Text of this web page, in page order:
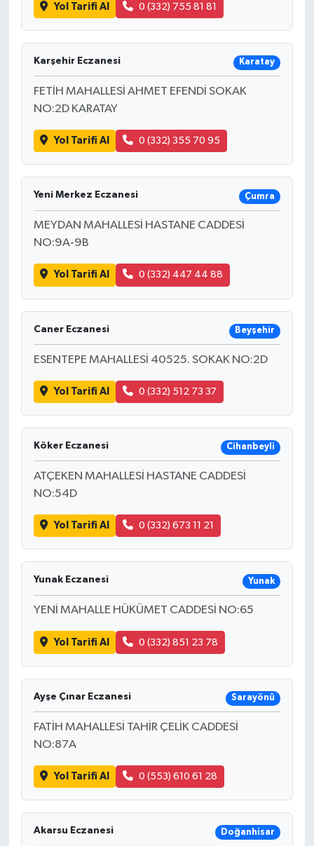
Yol Tarifi Al 0 (332) 755 81 81
Karşehir Eczanesi Karatay
FETİH MAHALLESİ AHMET EFENDİ SOKAK
NO:2D KARATAY
Yol Tarifi Al 0 (332) 355 70 95
Yeni Merkez Eczanesi Çumra
MEYDAN MAHALLESİ HASTANE CADDESİ
NO:9A-9B
Yol Tarifi Al 0 (332) 447 44 88
Caner Eczanesi Beyşehir
ESENTEPE MAHALLESİ 40525. SOKAK NO:2D
Yol Tarifi Al 0 (332) 512 73 37
Köker Eczanesi Cihanbeyli
ATÇEKEN MAHALLESİ HASTANE CADDESİ
NO:54D
Yol Tarifi Al 0 (332) 673 11 21
Yunak Eczanesi Yunak
YENİ MAHALLE HÜKÜMET CADDESİ NO:65
Yol Tarifi Al 0 (332) 851 23 78
Ayşe Çınar Eczanesi Sarayönü
FATİH MAHALLESİ TAHİR ÇELİK CADDESİ
NO:87A
Yol Tarifi Al 0 (553) 610 61 28
Akarsu Eczanesi Doğanhisar